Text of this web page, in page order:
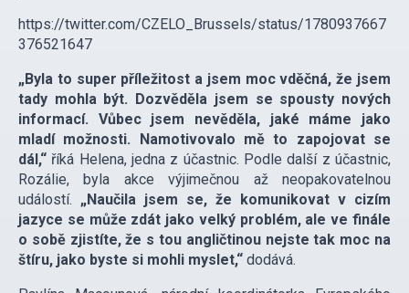
https://twitter.com/CZELO_Brussels/status/1780937667
376521647
„Byla to super příležitost a jsem moc vděčná, že jsem
tady mohla být. Dozvěděla jsem se spousty nových
informací. Vůbec jsem nevěděla, jaké máme jako
mladí možnosti. Namotivovalo mě to zapojovat se
dál,“ říká Helena, jedna z účastnic. Podle další z účastnic,
Rozálie, byla akce výjimečnou až neopakovatelnou
událostí. „Naučila jsem se, že komunikovat v cizím
jazyce se může zdát jako velký problém, ale ve finále
o sobě zjistíte, že s tou angličtinou nejste tak moc na
štíru, jako byste si mohli myslet,“ dodává.